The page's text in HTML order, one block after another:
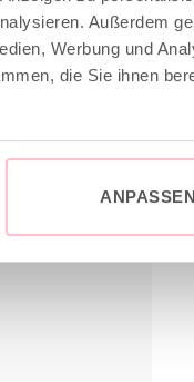
Außerdem
Werbung und
die Sie ihnen
ANPASSEN
€59,00 €.
sale